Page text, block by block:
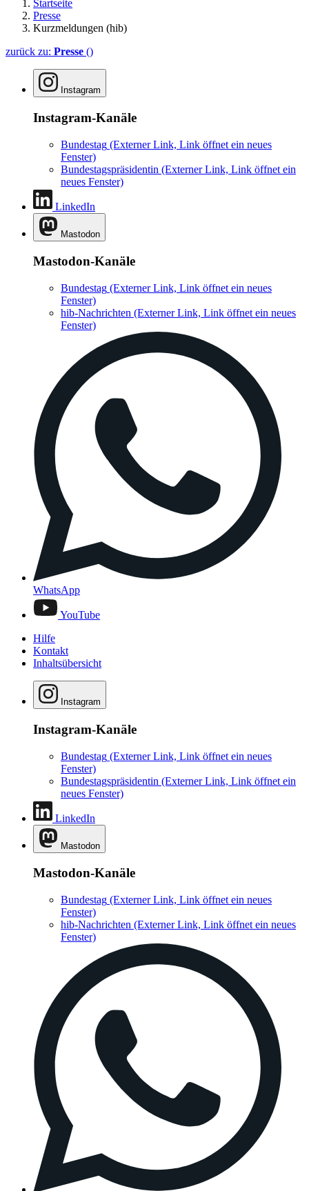
Startseite
Presse
Kurzmeldungen (hib)
zurück zu: Presse ()
Instagram
Instagram-Kanäle
Bundestag (Externer Link, Link öffnet ein neues
Fenster)
Bundestagspräsidentin (Externer Link, Link öffnet ein
neues Fenster)
LinkedIn
Mastodon
Mastodon-Kanäle
Bundestag (Externer Link, Link öffnet ein neues
Fenster)
hib-Nachrichten (Externer Link, Link öffnet ein neues
Fenster)
WhatsApp
YouTube
Hilfe
Kontakt
Inhaltsübersicht
Instagram
Instagram-Kanäle
Bundestag (Externer Link, Link öffnet ein neues
Fenster)
Bundestagspräsidentin (Externer Link, Link öffnet ein
neues Fenster)
LinkedIn
Mastodon
Mastodon-Kanäle
Bundestag (Externer Link, Link öffnet ein neues
Fenster)
hib-Nachrichten (Externer Link, Link öffnet ein neues
Fenster)